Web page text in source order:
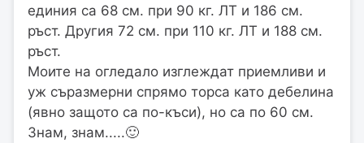
единия са 68 см. при 90 кг. ЛТ и 186 см.
ръст. Другия 72 см. при 110 кг. ЛТ и 188 см.
ръст.
Моите на огледало изглеждат приемливи и
уж съразмерни спрямо торса като дебелина
(явно защото са по-къси), но са по 60 см.
Знам, знам.....🙂